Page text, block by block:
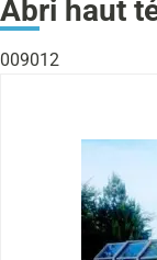
Abri haut
009012